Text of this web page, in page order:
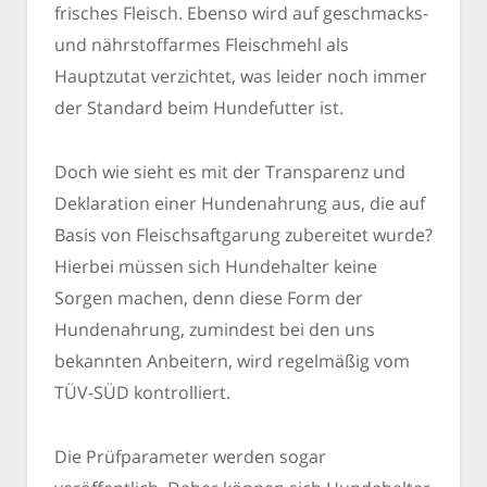
frisches Fleisch. Ebenso wird auf geschmacks-
und nährstoffarmes Fleischmehl als
Hauptzutat verzichtet, was leider noch immer
der Standard beim Hundefutter ist.
Doch wie sieht es mit der Transparenz und
Deklaration einer Hundenahrung aus, die auf
Basis von Fleischsaftgarung zubereitet wurde?
Hierbei müssen sich Hundehalter keine
Sorgen machen, denn diese Form der
Hundenahrung, zumindest bei den uns
bekannten Anbeitern, wird regelmäßig vom
TÜV-SÜD kontrolliert.
Die Prüfparameter werden sogar